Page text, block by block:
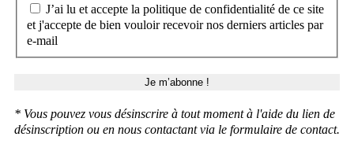
J’ai lu et accepte la politique de confidentialité de ce site
et j'accepte de bien vouloir recevoir nos derniers articles par
e-mail
* Vous pouvez vous désinscrire à tout moment à l'aide du lien de
désinscription ou en nous contactant via le formulaire de contact.